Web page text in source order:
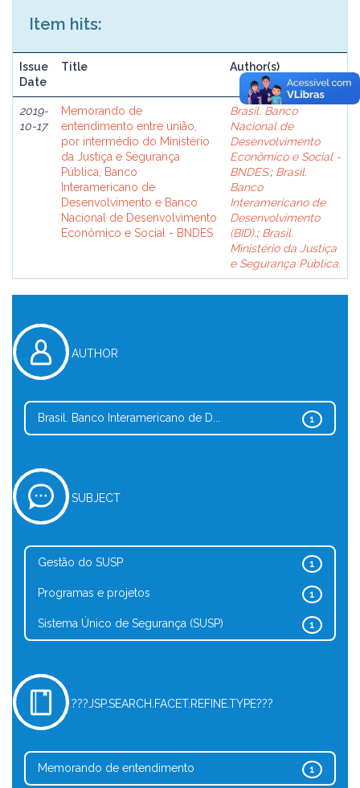
Item hits:
Issue
Date
Title Author(s)
2019-
10-17
Memorando de
entendimento entre união,
por intermédio do Ministério
da Justiça e Segurança
Pública, Banco
Interamericano de
Desenvolvimento e Banco
Nacional de Desenvolvimento
Econômico e Social - BNDES
Brasil. Banco
Nacional de
Desenvolvimento
Econômico e Social -
BNDES.; Brasil.
Banco
Interamericano de
Desenvolvimento
(BID).; Brasil.
Ministério da Justiça
e Segurança Pública.
AUTHOR
1
Brasil. Banco Interamericano de D...
SUBJECT
1
Gestão do SUSP
1
Programas e projetos
1
Sistema Único de Segurança (SUSP)
???JSP.SEARCH.FACET.REFINE.TYPE???
1
Memorando de entendimento